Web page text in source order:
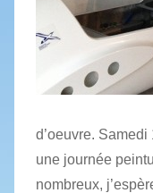
d’oeuvre.
une journée
nombreux,